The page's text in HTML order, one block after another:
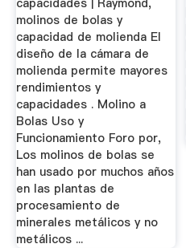
capacidades | Raymond,
molinos de bolas y
capacidad de molienda El
diseño de la cámara de
molienda permite mayores
rendimientos y
capacidades . Molino a
Bolas Uso y
Funcionamiento Foro por,
Los molinos de bolas se
han usado por muchos años
en las plantas de
procesamiento de
minerales metálicos y no
metálicos ...